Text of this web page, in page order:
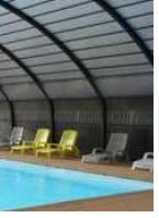
d’observation,
des dunes, qui
LeParc du
manquer, ne
d’oiseaux
les lieux.
la Somme
proposent